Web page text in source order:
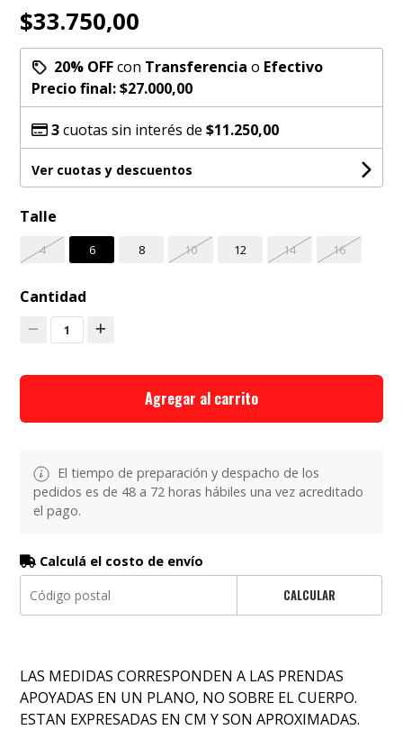
$33.750,00
20% OFFcon Transferencia o Efectivo
Precio final:$27.000,00
3cuotas sin interés de$11.250,00
Ver cuotas y descuentos
Talle
4 6 8 10 12 14 16
Cantidad
1
Agregar al carrito
El tiempo de preparación y despacho de los
pedidos es de 48 a 72 horas hábiles una vez acreditado
el pago.
Calculá el costo de envío
CALCULAR
LAS MEDIDAS CORRESPONDEN A LAS PRENDAS
APOYADAS EN UN PLANO, NO SOBRE EL CUERPO.
ESTAN EXPRESADAS EN CM Y SON APROXIMADAS.